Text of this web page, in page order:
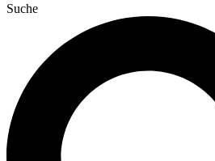
Suche